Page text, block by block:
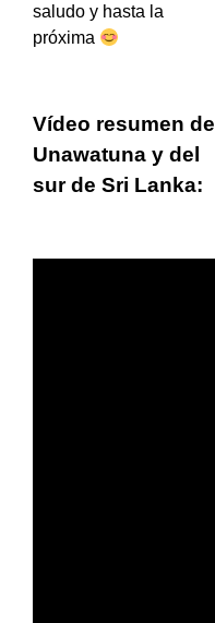
saludo y hasta la
próxima
Vídeo resumen de
Unawatuna y del
sur de Sri Lanka: